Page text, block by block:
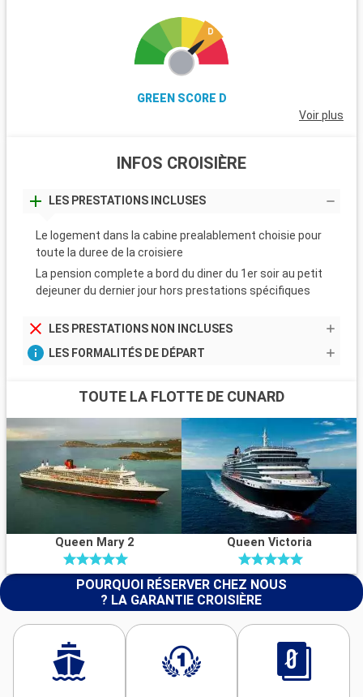
GREEN SCORE D
Voir plus
INFOS CROISIÈRE
LES PRESTATIONS INCLUSES
Le logement dans la cabine prealablement choisie pour
toute la duree de la croisiere
La pension complete a bord du diner du 1er soir au petit
dejeuner du dernier jour hors prestations spécifiques
LES PRESTATIONS NON INCLUSES
LES FORMALITÉS DE DÉPART
TOUTE LA FLOTTE DE CUNARD
Queen Mary 2 Queen Victoria
POURQUOI RÉSERVER CHEZ NOUS
? LA GARANTIE CROISIÈRE